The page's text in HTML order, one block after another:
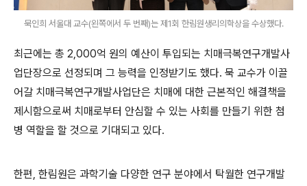
묵인희 서울대 교수(왼쪽에서 두 번째)는 제1회 한림원생리의학상을 수상했다.
최근에는 총 2,000억 원의 예산이 투입되는 치매극복연구개발사
업단장으로 선정되며 그 능력을 인정받기도 했다. 묵 교수가 이끌
어갈 치매극복연구개발사업단은 치매에 대한 근본적인 해결책을
제시함으로써 치매로부터 안심할 수 있는 사회를 만들기 위한 첨
병 역할을 할 것으로 기대되고 있다.
한편, 한림원은 과학기술 다양한 연구 분야에서 탁월한 연구개발